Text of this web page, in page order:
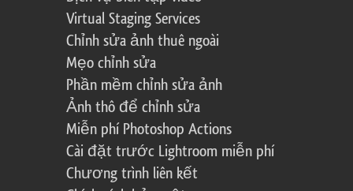
Virtual Staging Services
Chỉnh sửa ảnh thuê ngoài
Mẹo chỉnh sửa
Phần mềm chỉnh sửa ảnh
Ảnh thô để chỉnh sửa
Miễn phí Photoshop Actions
Cài đặt trước Lightroom miễn phí
Chương trình liên kết